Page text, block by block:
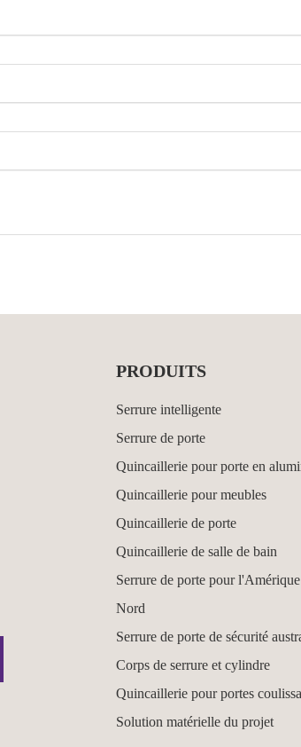
PRODUITS
Serrure intelligente
Serrure de porte
Quincaillerie pour porte en
Quincaillerie pour meubles
Quincaillerie de porte
Quincaillerie de salle de bain
Serrure de porte pour
Nord
Serrure de porte de sécurité
Corps de serrure et cylindre
Quincaillerie pour portes
Solution matérielle du projet